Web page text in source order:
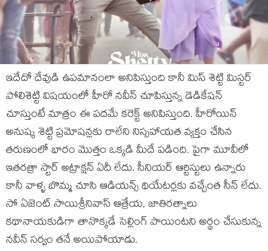
ఇదేదో దేవుడి ఉపమానంలా అనిపిస్తుంది కానీ మిస్ శెట్టి మిస్టర్
పోలిశెట్టి విషయంలో హీరో నవీన్ చూపిస్తున్న డెడికేషన్
చూస్తుంటే మాత్రం ఈ పదమే కరెక్ట్ అనిపిస్తుంది. హీరోయిన్
అనుష్క శెట్టి ప్రమోషన్లకు రాలేని నిస్సహాయత వ్యక్తం చేసిన
తరుణంలో భారం మొత్తం ఒక్కడి మీదే పడింది. పైగా మూవీలో
ఇతరత్రా స్టార్ అట్రాక్షన్ ఏదీ లేదు. సీనియర్ ఆర్టిస్టులు ఉన్నారు
కానీ వాళ్ళ బొమ్మ చూసి ఆడియన్స్ థియేటర్లకు వచ్చేంత సీన్ లేదు.
సో ఏజెంట్ సాయిశ్రీనివాస్ ఆత్రేయ, జాతిరత్నాలు
కథానాయకుడిగా తానొక్కడే సెల్లింగ్ పాయింటని అర్థం చేసుకున్న
నవీన్ సర్వం తనే అయిపోయాడు.